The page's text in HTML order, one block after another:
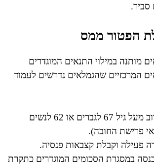
סביר.
הפטור ממס
מותנה במילוי התנאים המוגדרים
המרכזיים שהגמלאים נדרשים לעמוד
גיל זכאות: לרוב מעל גיל 67 לגברים או 62 לנשים
פרישת החובה).
פעילה וקבלת קצבאות פנסיה.
במסגרת הסכומים המוגדרים כתקרת